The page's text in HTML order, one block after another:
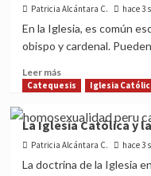
agua
bendita
para
sirve?
Patricia Alcántara C. hace 3
En la Iglesia, es común
obispo y cardenal.
Leer másRead
more
¿Cuáles
son
las
diferencias
Catequesis Iglesia
La Iglesia Católica y
Patricia Alcántara C. hace 3
La doctrina de la Iglesia